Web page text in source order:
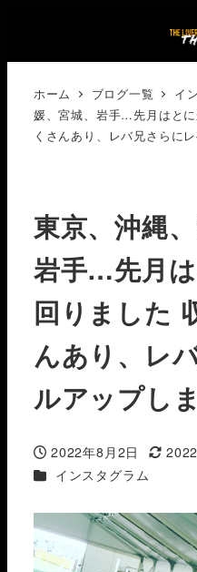
ホーム ブログ一覧 イ
媛、宮城、岩手…先月はと
くさんあり、レバ兄さらに
東京、沖縄
岩手…先月
回りました️
んあり、レ
ルアップし
投稿日
2022年8月2日
更新日
カテゴリー
インスタグラム